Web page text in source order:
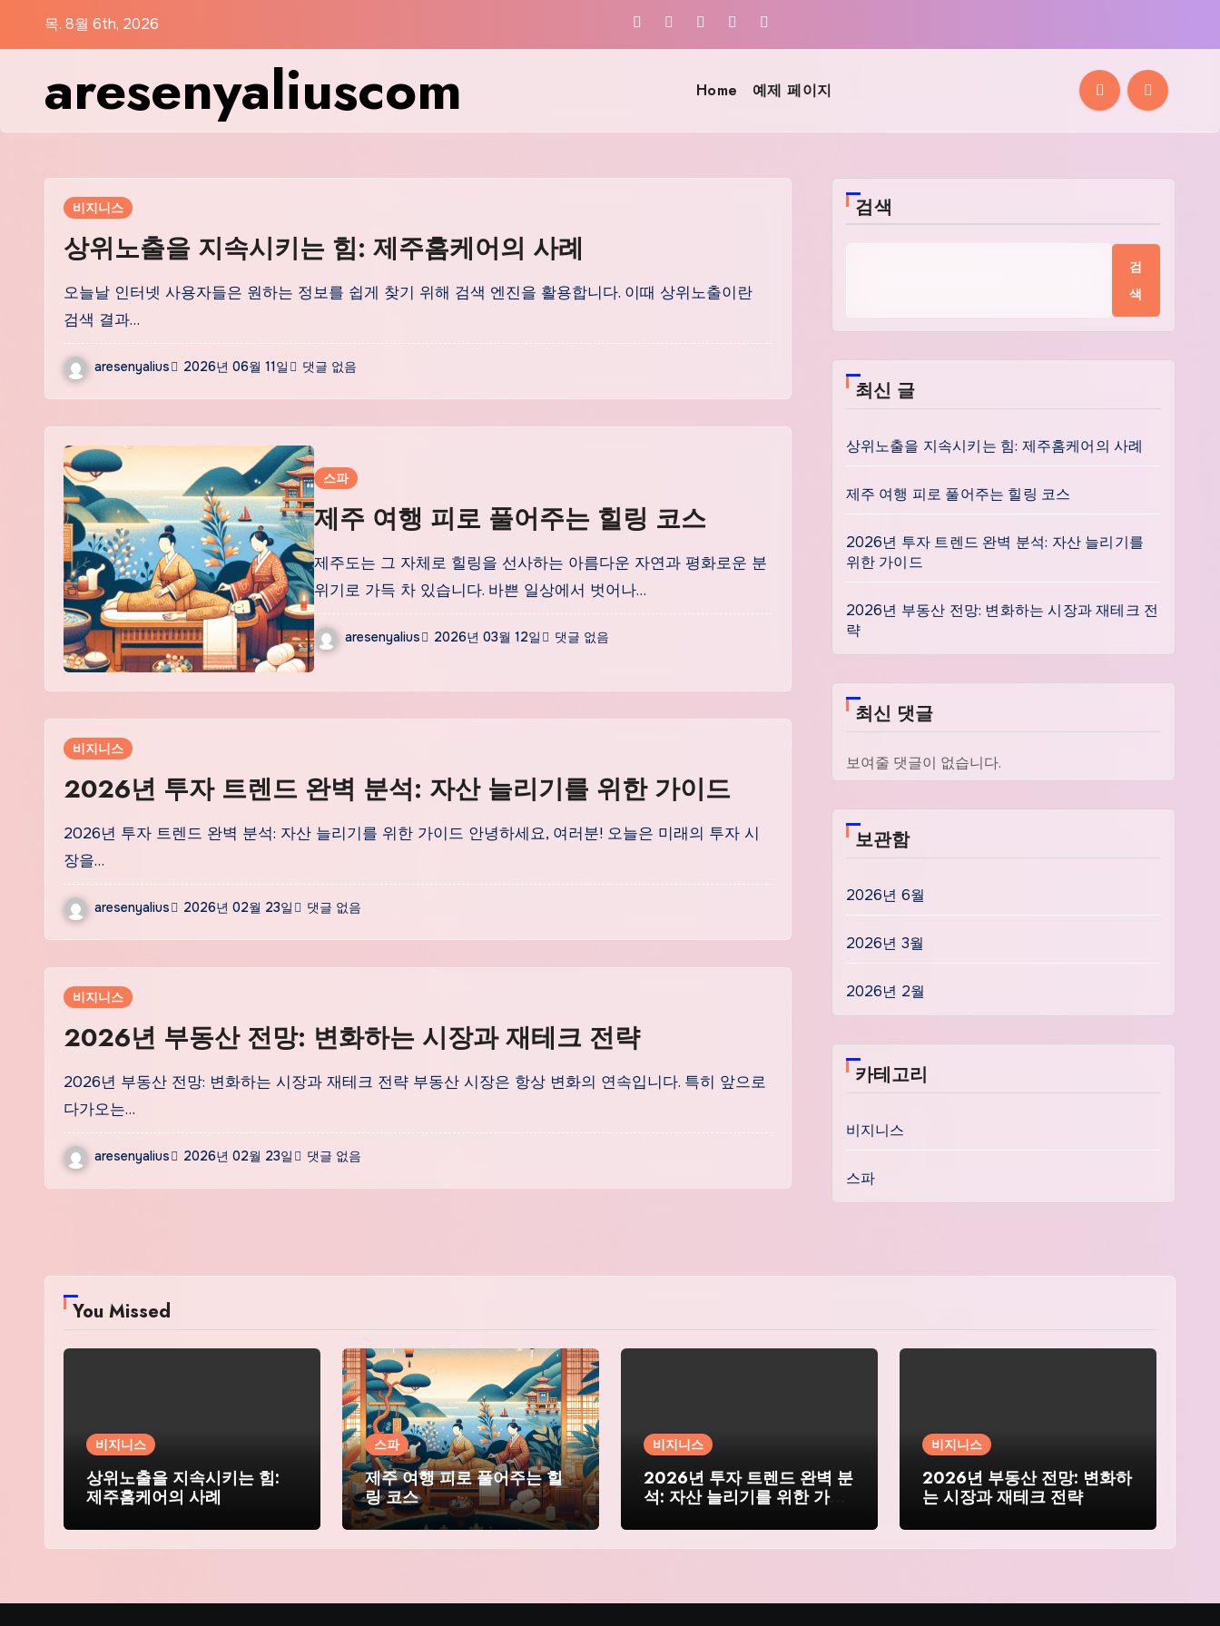
목. 8월 6th, 2026
aresenyaliuscom Home 예제 페이지
비지니스
상위노출을 지속시키는 힘: 제주홈케어의 사례
오늘날 인터넷 사용자들은 원하는 정보를 쉽게 찾기 위해 검색 엔진을 활용합니다. 이때 상위노출이란
검색 결과…
aresenyalius 2026년 06월 11일 댓글 없음
스파
제주 여행 피로 풀어주는 힐링 코스
제주도는 그 자체로 힐링을 선사하는 아름다운 자연과 평화로운 분
위기로 가득 차 있습니다. 바쁜 일상에서 벗어나…
aresenyalius 2026년 03월 12일 댓글 없음
비지니스
2026년 투자 트렌드 완벽 분석: 자산 늘리기를 위한 가이드
2026년 투자 트렌드 완벽 분석: 자산 늘리기를 위한 가이드 안녕하세요, 여러분! 오늘은 미래의 투자 시
장을…
aresenyalius 2026년 02월 23일 댓글 없음
비지니스
2026년 부동산 전망: 변화하는 시장과 재테크 전략
2026년 부동산 전망: 변화하는 시장과 재테크 전략 부동산 시장은 항상 변화의 연속입니다. 특히 앞으로
다가오는…
aresenyalius 2026년 02월 23일 댓글 없음
검색
검
색
최신 글
상위노출을 지속시키는 힘: 제주홈케어의 사례
제주 여행 피로 풀어주는 힐링 코스
2026년 투자 트렌드 완벽 분석: 자산 늘리기를
위한 가이드
2026년 부동산 전망: 변화하는 시장과 재테크 전
략
최신 댓글
보여줄 댓글이 없습니다.
보관함
2026년 6월
2026년 3월
2026년 2월
카테고리
비지니스
스파
You Missed
비지니스
상위노출을 지속시키는 힘:
제주홈케어의 사례
스파
제주 여행 피로 풀어주는 힐
링 코스
비지니스
2026년 투자 트렌드 완벽 분
석: 자산 늘리기를 위한 가이
비지니스
2026년 부동산 전망: 변화하
는 시장과 재테크 전략